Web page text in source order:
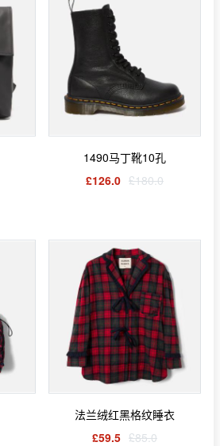
1490马丁靴10孔
£126.0 £180.0
法兰绒红黑格纹睡衣
£59.5 £85.0